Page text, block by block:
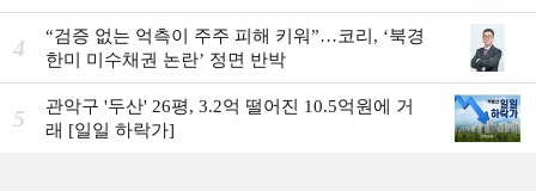
4
“검증 없는 억측이 주주 피해 키워”…코리, ‘북경
한미 미수채권 논란’ 정면 반박
5
관악구 '두산' 26평, 3.2억 떨어진 10.5억원에 거
래 [일일 하락가]